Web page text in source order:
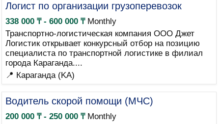
Логист по организации грузоперевозок
338 000 ₸ - 600 000 ₸Monthly
Транспортно-логистическая компания ООО Джет
Логистик открывает конкурсный отбор на позицию
специалиста по транспортной логистике в филиал
города Караганда....
📍 Караганда (KA)
Водитель скорой помощи (МЧС)
200 000 ₸ - 250 000 ₸Monthly